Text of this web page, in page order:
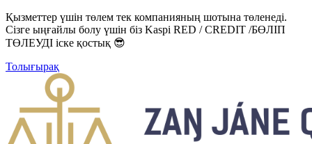
Қызметтер үшін төлем тек компанияның шотына төленеді.
Сізге ыңғайлы болу үшін біз Kaspi RED / CREDIT /БӨЛІП
ТӨЛЕУДІ іске қостық 😎
Толығырақ